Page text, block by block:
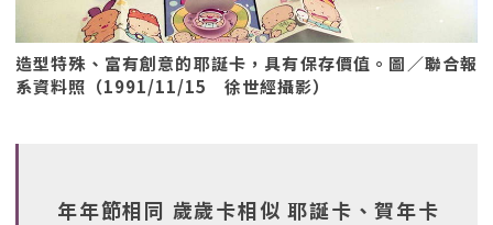
造型特殊、富有創意的耶誕卡，具有保存價值。圖／聯合報
系資料照（1991/11/15 徐世經攝影）
年年節相同 歲歲卡相似 耶誕卡、賀年卡